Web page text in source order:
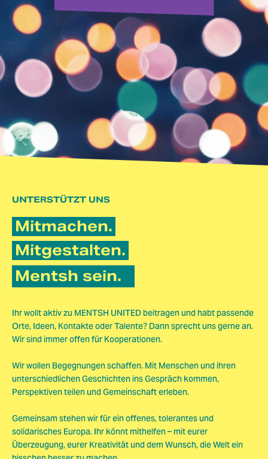
UNTERSTÜTZT UNS
Mitmachen.
Mitgestalten.
Mentsh sein.
Ihr wollt aktiv zu MENTSH UNITED beitragen und habt passende
Orte, Ideen, Kontakte oder Talente? Dann sprecht uns gerne an.
Wir sind immer offen für Kooperationen.
Wir wollen Begegnungen schaffen. Mit Menschen und ihren
unterschiedlichen Geschichten ins Gespräch kommen,
Perspektiven teilen und Gemeinschaft erleben.
Gemeinsam stehen wir für ein offenes, tolerantes und
solidarisches Europa. Ihr könnt mithelfen – mit eurer
Überzeugung, eurer Kreativität und dem Wunsch, die Welt ein